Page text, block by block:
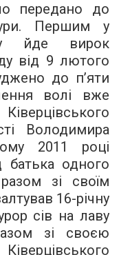
передано до
Першим у
йде вирок
від 9 лютого
до п’яти
волі вже
Володимира
2011 році
одного
зі своїм
16-річну
сів на лаву
зі своєю